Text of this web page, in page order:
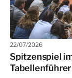
22/07/2026
Spitzenspiel